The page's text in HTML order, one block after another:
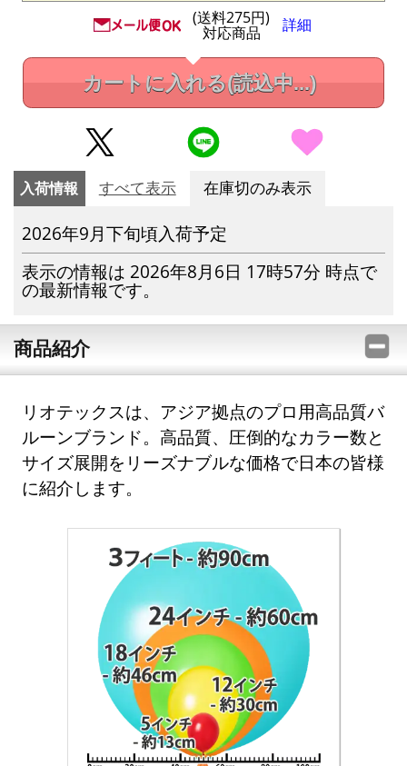
(送料275円)
対応商品 詳細
カートに入れる(読込中...)
入荷情報 すべて表示 在庫切のみ表示
2026年9月下旬頃入荷予定
表示の情報は 2026年8月6日 17時57分 時点で
の最新情報です。
商品紹介
リオテックスは、アジア拠点のプロ用高品質バ
ルーンブランド。高品質、圧倒的なカラー数と
サイズ展開をリーズナブルな価格で日本の皆様
に紹介します。